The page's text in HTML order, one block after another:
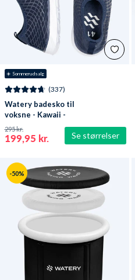
☀️ Sommerudsalg
Se størrelser
(337)
Watery badesko til
voksne - Kawaii -
Mørkeblå
199,95 kr.
295 kr.
-50%